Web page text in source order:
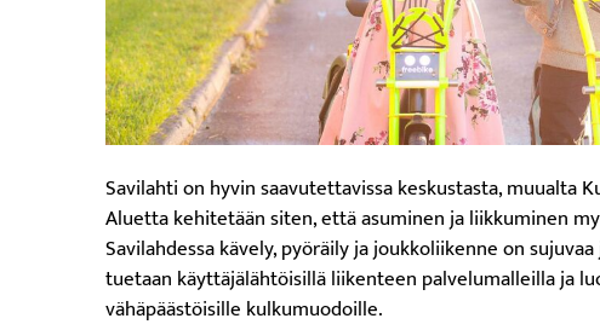
Savilahti on hyvin saavutettavissa keskustasta, muualta
Aluetta kehitetään siten, että asuminen ja liikkuminen
Savilahdessa kävely, pyöräily ja joukkoliikenne on
tuetaan käyttäjälähtöisillä liikenteen palvelumalleilla ja
vähäpäästöisille kulkumuodoille.